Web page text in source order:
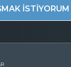
İSTİYORUM